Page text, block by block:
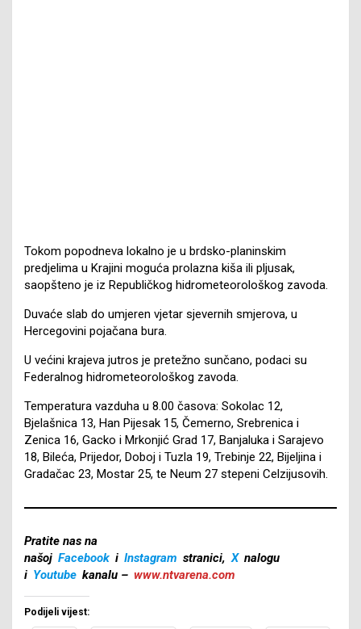
Tokom popodneva lokalno je u brdsko-planinskim
predjelima u Krajini moguća prolazna kiša ili pljusak,
saopšteno je iz Republičkog hidrometeorološkog zavoda.
Duvaće slab do umjeren vjetar sjevernih smjerova, u
Hercegovini pojačana bura.
U većini krajeva jutros je pretežno sunčano, podaci su
Federalnog hidrometeorološkog zavoda.
Temperatura vazduha u 8.00 časova: Sokolac 12,
Bjelašnica 13, Han Pijesak 15, Čemerno, Srebrenica i
Zenica 16, Gacko i Mrkonjić Grad 17, Banjaluka i Sarajevo
18, Bileća, Prijedor, Doboj i Tuzla 19, Trebinje 22, Bijeljina i
Gradačac 23, Mostar 25, te Neum 27 stepeni Celzijusovih.
Pratite nas na
našoj Facebook i Instagram stranici, X nalogu
i Youtube kanalu – www.ntvarena.com
Podijeli vijest: